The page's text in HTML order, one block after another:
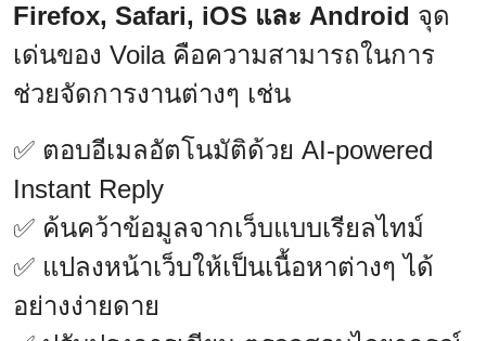
Firefox, Safari, iOS และ Android จุด
เด่นของ Voila คือความสามารถในการ
ช่วยจัดการงานต่างๆ เช่น
✅ ตอบอีเมลอัตโนมัติด้วย AI-powered
Instant Reply
✅ ค้นคว้าข้อมูลจากเว็บแบบเรียลไทม์
✅ แปลงหน้าเว็บให้เป็นเนื้อหาต่างๆ ได้
อย่างง่ายดาย